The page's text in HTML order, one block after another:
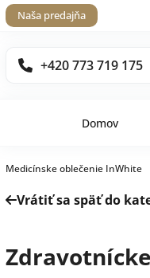
Naša predajňa
+420 773 719 175
Domov
Medicínske oblečenie InWhite
Vrátiť sa späť do